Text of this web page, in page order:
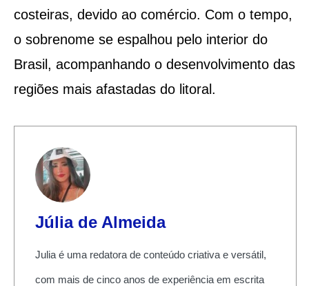
costeiras, devido ao comércio. Com o tempo,
o sobrenome se espalhou pelo interior do
Brasil, acompanhando o desenvolvimento das
regiões mais afastadas do litoral.
Júlia de Almeida
Julia é uma redatora de conteúdo criativa e versátil,
com mais de cinco anos de experiência em escrita